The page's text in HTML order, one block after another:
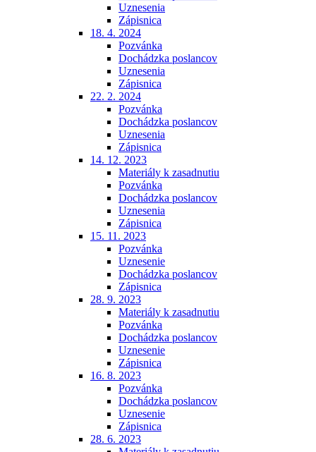
Uznesenia
Zápisnica
18. 4. 2024
Pozvánka
Dochádzka poslancov
Uznesenia
Zápisnica
22. 2. 2024
Pozvánka
Dochádzka poslancov
Uznesenia
Zápisnica
14. 12. 2023
Materiály k zasadnutiu
Pozvánka
Dochádzka poslancov
Uznesenia
Zápisnica
15. 11. 2023
Pozvánka
Uznesenie
Dochádzka poslancov
Zápisnica
28. 9. 2023
Materiály k zasadnutiu
Pozvánka
Dochádzka poslancov
Uznesenie
Zápisnica
16. 8. 2023
Pozvánka
Dochádzka poslancov
Uznesenie
Zápisnica
28. 6. 2023